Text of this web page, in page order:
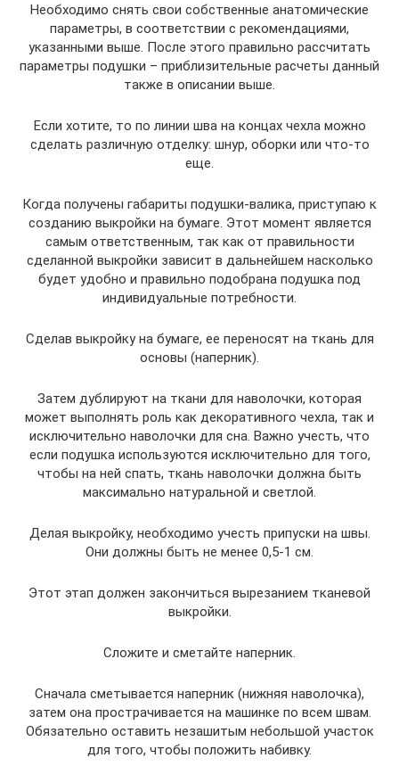
Необходимо снять свои собственные анатомические
параметры, в соответствии с рекомендациями,
указанными выше. После этого правильно рассчитать
параметры подушки – приблизительные расчеты данный
также в описании выше.
Если хотите, то по линии шва на концах чехла можно
сделать различную отделку: шнур, оборки или что-то
еще.
Когда получены габариты подушки-валика, приступаю к
созданию выкройки на бумаге. Этот момент является
самым ответственным, так как от правильности
сделанной выкройки зависит в дальнейшем насколько
будет удобно и правильно подобрана подушка под
индивидуальные потребности.
Сделав выкройку на бумаге, ее переносят на ткань для
основы (наперник).
Затем дублируют на ткани для наволочки, которая
может выполнять роль как декоративного чехла, так и
исключительно наволочки для сна. Важно учесть, что
если подушка используются исключительно для того,
чтобы на ней спать, ткань наволочки должна быть
максимально натуральной и светлой.
Делая выкройку, необходимо учесть припуски на швы.
Они должны быть не менее 0,5-1 см.
Этот этап должен закончиться вырезанием тканевой
выкройки.
Сложите и сметайте наперник.
Сначала сметывается наперник (нижняя наволочка),
затем она прострачивается на машинке по всем швам.
Обязательно оставить незашитым небольшой участок
для того, чтобы положить набивку.